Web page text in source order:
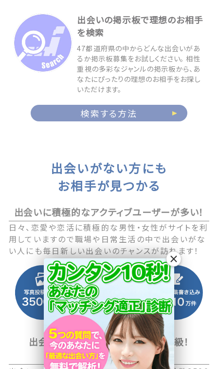
出会いの掲示板で理想のお相手
を検索
47都道府県の中からどんな出会いがあ
るか掲示板募集をお試しください。 相性
重視の多彩なジャンルの掲示板から、あ
なたにぴったりの理想のお相手をお探し
いただけます。
検索する方法
出会いがない方にも
お相手が見つかる
出会いに積極的なアクティブユーザーが多い！
日々、恋愛や恋活に積極的な男性・女性がサイトを利
用していますので職場や日常生活の中で出会いがな
い人にも毎日新しい出会いのチャンスが訪れます！
出会い系マッチングサイト国内最大級！
2500万人以上の会員数
×